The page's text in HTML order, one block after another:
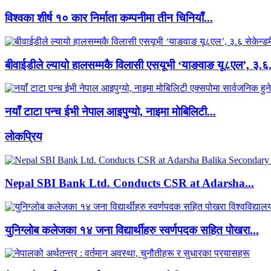
विश्वका शीर्ष १० कार निर्माता कम्पनीमा तीन चिनियाँ...
बीवाईडीले ल्यायो हालसम्मकै विलासी एसयूभी ‘याङवाङ यू८एल’,
नयाँ टाटा पन्च ईभी नेपाल आइपुग्यो, नाइमा मोबिलिटी...
लाेकप्रिय
Nepal SBI Bank Ltd. Conducts CSR at Adarsha...
युनिग्लोब कलेजका १४ जना विद्यार्थीहरु स्वर्णपदक सहित पोखरा...